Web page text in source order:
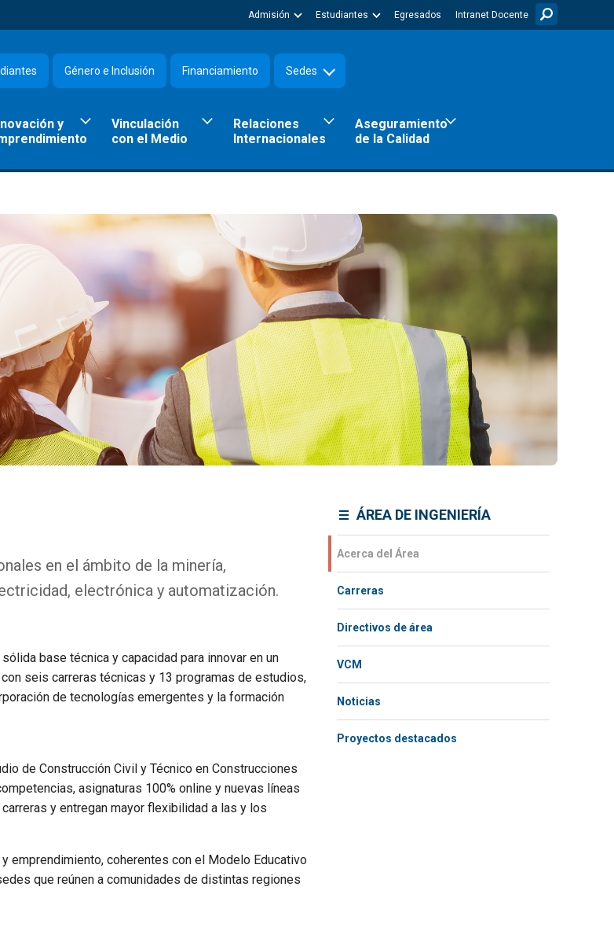
Intranet Docente
Egresados
Estudiantes
Admisión
Género e Inclusión Financiamiento Sedes
y
Vinculación
con el Medio
Relaciones
Internacionales
Aseguramiento
de la Calidad
en el ámbito de la minería,
electrónica y automatización.
base técnica y capacidad para innovar en un
seis carreras técnicas y 13 programas de estudios,
de tecnologías emergentes y la formación
de Construcción Civil y Técnico en Construcciones
asignaturas 100% online y nuevas líneas
y entregan mayor flexibilidad a las y los
emprendimiento, coherentes con el Modelo Educativo
que reúnen a comunidades de distintas regiones
ÁREA DE INGENIERÍA
Acerca del Área
Carreras
Directivos de área
VCM
Noticias
Proyectos destacados